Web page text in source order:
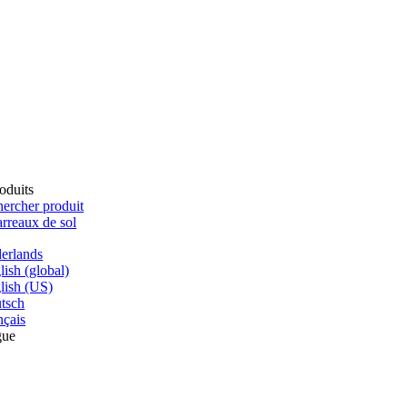
(global)
(US)
produit
de sol